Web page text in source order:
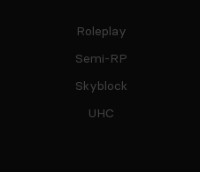
Roleplay
Semi-RP
Skyblock
UHC